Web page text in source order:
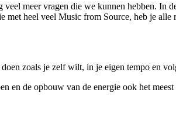
veel meer vragen die we kunnen hebben. In
heel veel Music from Source, heb je
zoals je zelf wilt, in je eigen tempo en
en de opbouw van de energie ook het meest